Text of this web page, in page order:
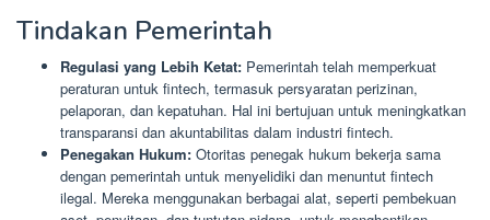
Tindakan Pemerintah
Regulasi yang Lebih Ketat: Pemerintah telah memperkuat
peraturan untuk fintech, termasuk persyaratan perizinan,
pelaporan, dan kepatuhan. Hal ini bertujuan untuk meningkatkan
transparansi dan akuntabilitas dalam industri fintech.
Penegakan Hukum: Otoritas penegak hukum bekerja sama
dengan pemerintah untuk menyelidiki dan menuntut fintech
ilegal. Mereka menggunakan berbagai alat, seperti pembekuan